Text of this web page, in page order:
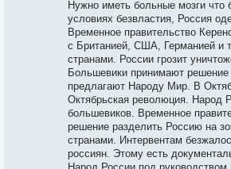
Нужно иметь больные мозги что
условиях безвластия, Россия
Временное правительство
с Британией, США, Германией и
странами. России грозит
Большевики принимают решение
предлагают Народу Мир. В
Октябрьская революция. Народ
большевиков. Временное
решение разделить Россию на
странами. Интервентам
россиян. Этому есть